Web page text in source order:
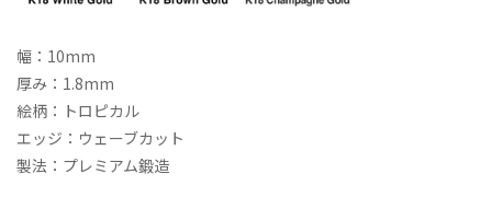
幅：10mm
厚み：1.8mm
絵柄：トロピカル
エッジ：ウェーブカット
製法：プレミアム鍛造